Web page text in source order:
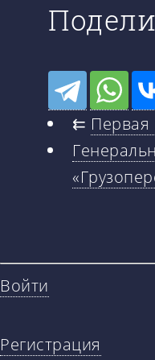
⇇ Первая
Войти
Регистрация